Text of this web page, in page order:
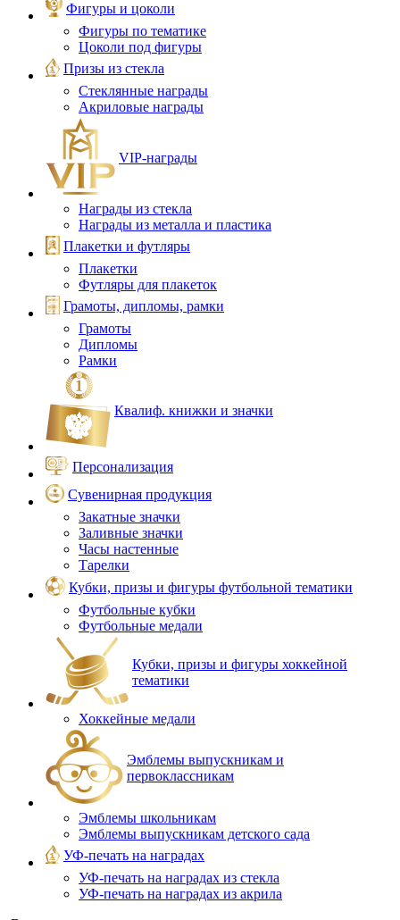
Фигуры и цоколи
Фигуры по тематике
Цоколи под фигуры
Призы из стекла
Стеклянные награды
Акриловые награды
VIP‑награды
Награды из стекла
Награды из металла и пластика
Плакетки и футляры
Плакетки
Футляры для плакеток
Грамоты, дипломы, рамки
Грамоты
Дипломы
Рамки
Квалиф. книжки и значки
Персонализация
Сувенирная продукция
Закатные значки
Заливные значки
Часы настенные
Тарелки
Кубки, призы и фигуры футбольной тематики
Футбольные кубки
Футбольные медали
Кубки, призы и фигуры хоккейной
тематики
Хоккейные медали
Эмблемы выпускникам и
первоклассникам
Эмблемы школьникам
Эмблемы выпускникам детского сада
УФ-печать на наградах
УФ‑печать на наградах из стекла
УФ-печать на наградах из акрила